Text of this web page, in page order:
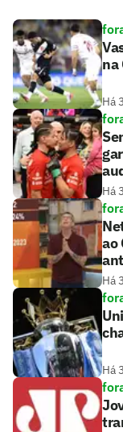
na
Há
Há
ao
Há
Há